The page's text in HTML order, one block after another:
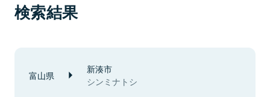
検索結果
富山県 新湊市
シンミナトシ